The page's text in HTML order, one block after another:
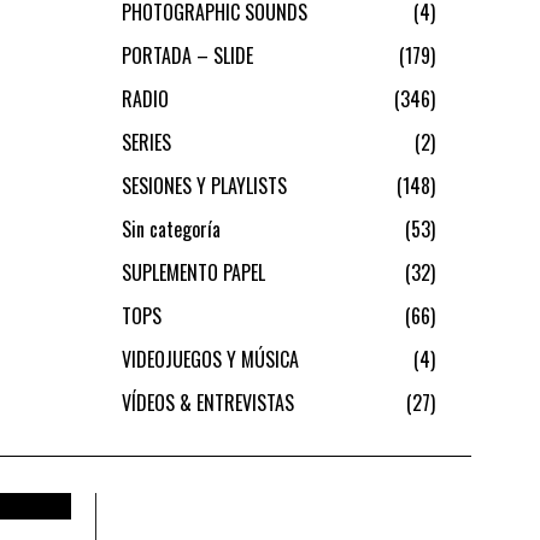
PHOTOGRAPHIC SOUNDS
4
PORTADA – SLIDE
179
RADIO
346
SERIES
2
SESIONES Y PLAYLISTS
148
Sin categoría
53
SUPLEMENTO PAPEL
32
TOPS
66
VIDEOJUEGOS Y MÚSICA
4
VÍDEOS & ENTREVISTAS
27